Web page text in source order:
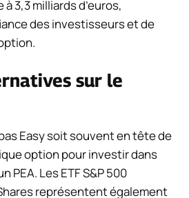
à 3,3 milliards d’euros,
des investisseurs et de
sur le
Easy soit souvent en tête de
option pour investir dans
PEA. Les ETF S&P 500
représentent également